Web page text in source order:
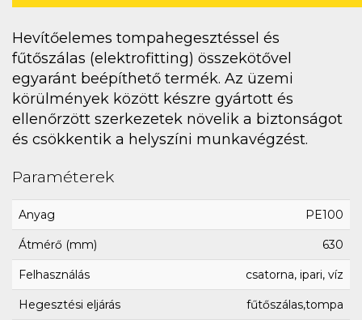
Hevítőelemes tompahegesztéssel és
fűtőszálas (elektrofitting) összekötővel
egyaránt beépíthető termék. Az üzemi
körülmények között készre gyártott és
ellenőrzött szerkezetek növelik a biztonságot
és csökkentik a helyszíni munkavégzést.
Paraméterek
Anyag PE100
Átmérő (mm) 630
Felhasználás csatorna, ipari, víz
Hegesztési eljárás fűtőszálas,tompa